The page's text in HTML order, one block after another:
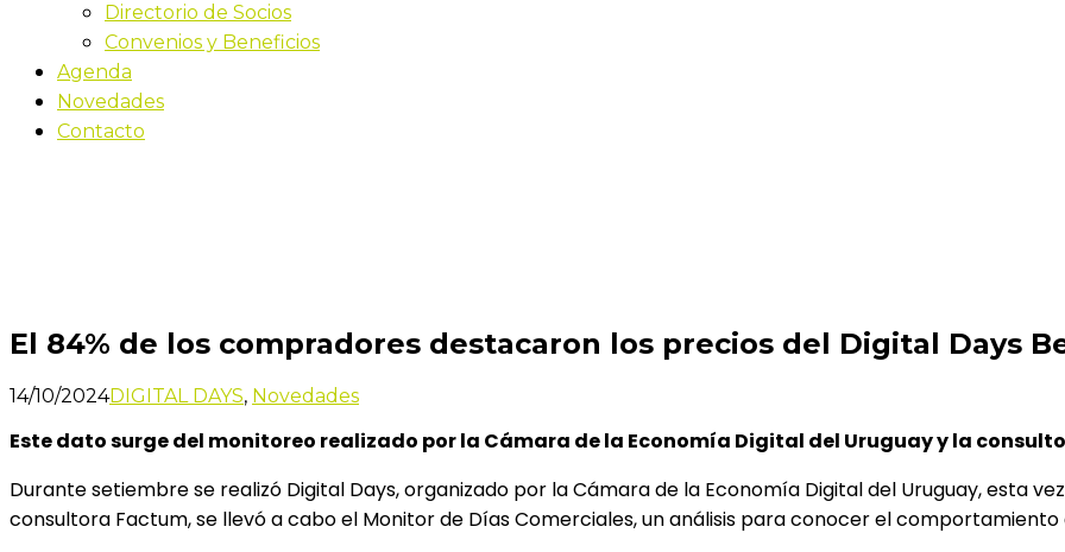
Directorio de Socios
Convenios y Beneficios
Agenda
Novedades
Contacto
El 84% de los compradores destacaron los precios del Digital Days
14/10/2024DIGITAL DAYS, Novedades
Este dato surge del monitoreo realizado por la Cámara de la Economía Digital del Uruguay y la
Durante setiembre se realizó Digital Days, organizado por la Cámara de la Economía Digital del Uruguay, esta
consultora Factum, se llevó a cabo el Monitor de Días Comerciales, un análisis para conocer el